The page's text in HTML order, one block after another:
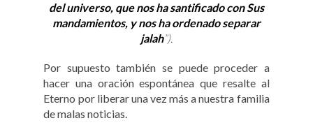
del universo, que nos ha santificado con Sus
mandamientos, y nos ha ordenado separar
jalah”).
Por supuesto también se puede proceder a
hacer una oración espontánea que resalte al
Eterno por liberar una vez más a nuestra familia
de malas noticias.